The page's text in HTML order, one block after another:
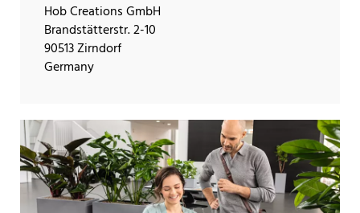
Hob Creations GmbH
Brandstätterstr. 2-10
90513 Zirndorf
Germany